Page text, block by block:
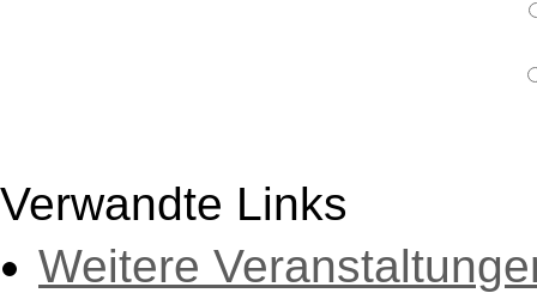
Verwandte Links
Weitere